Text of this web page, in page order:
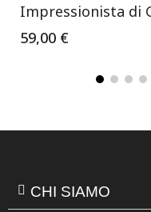
Impressionista di
59,00 €
CHI SIAMO